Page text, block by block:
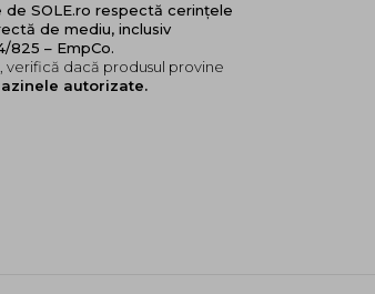
SOLE.ro respectă cerințele
de mediu, inclusiv
825 – EmpCo.
dacă produsul provine
autorizate.